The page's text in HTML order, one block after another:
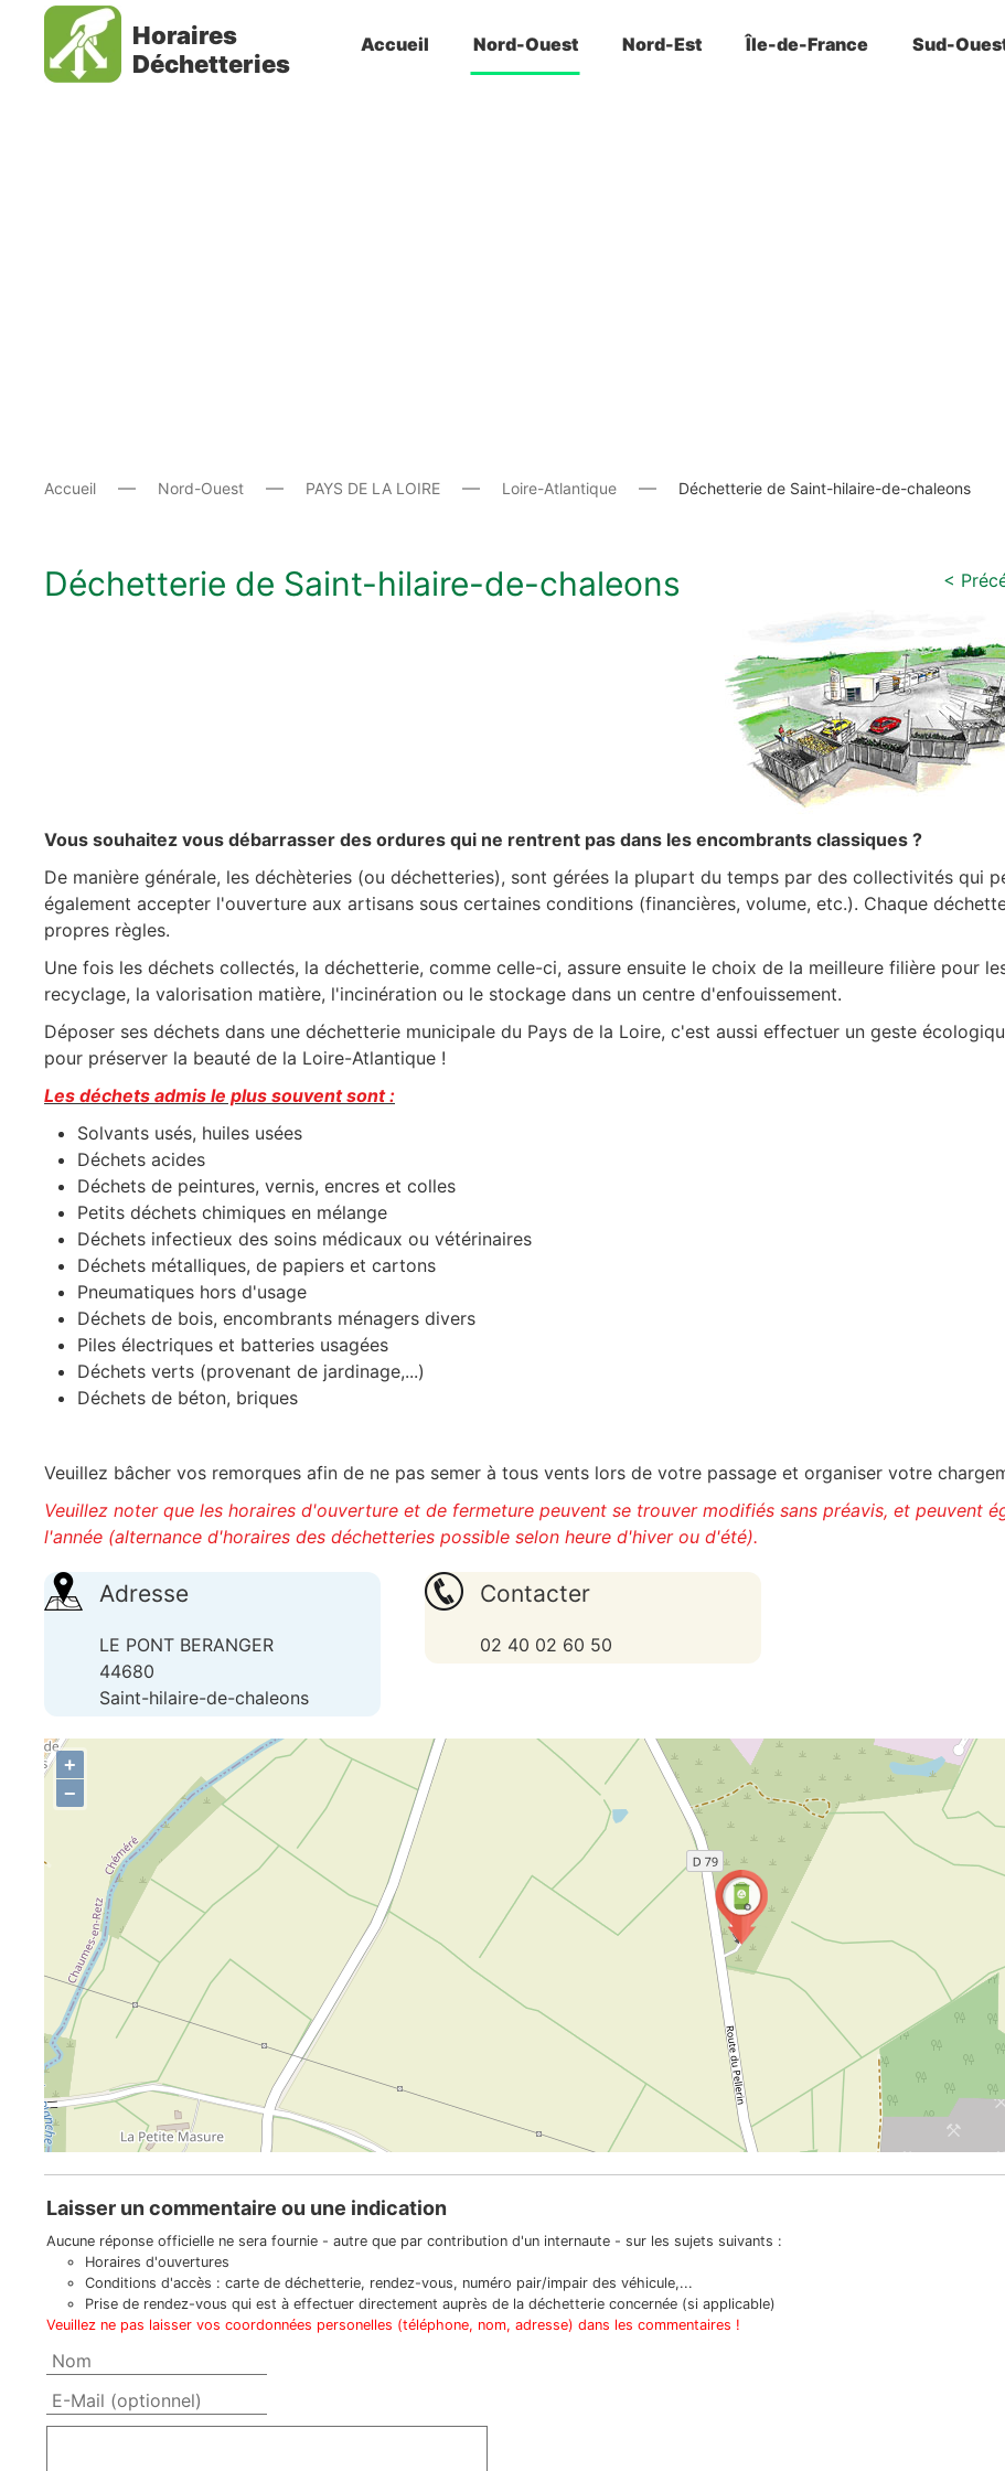
Horaires
Déchetteries
Accueil Nord-Ouest Nord-Est Île-de-France Sud-
Accueil Nord-Ouest PAYS DE LA LOIRE Loire-Atlantique Déchetterie de Saint-hilaire-de-chaleons
Déchetterie de Saint-hilaire-de-chaleons <
Vous souhaitez vous débarrasser des ordures qui ne rentrent pas dans les encombrants classiques ?
De manière générale, les déchèteries (ou déchetteries), sont gérées la plupart du temps par des collectivités qui
également accepter l'ouverture aux artisans sous certaines conditions (financières, volume, etc.). Chaque
propres règles.
Une fois les déchets collectés, la déchetterie, comme celle-ci, assure ensuite le choix de la meilleure filière pour
recyclage, la valorisation matière, l'incinération ou le stockage dans un centre d'enfouissement.
Déposer ses déchets dans une déchetterie municipale du Pays de la Loire, c'est aussi effectuer un geste
pour préserver la beauté de la Loire-Atlantique !
Les déchets admis le plus souvent sont :
Solvants usés, huiles usées
Déchets acides
Déchets de peintures, vernis, encres et colles
Petits déchets chimiques en mélange
Déchets infectieux des soins médicaux ou vétérinaires
Déchets métalliques, de papiers et cartons
Pneumatiques hors d'usage
Déchets de bois, encombrants ménagers divers
Piles électriques et batteries usagées
Déchets verts (provenant de jardinage,...)
Déchets de béton, briques
Veuillez bâcher vos remorques afin de ne pas semer à tous vents lors de votre passage et organiser votre
Veuillez noter que les horaires d'ouverture et de fermeture peuvent se trouver modifiés sans préavis, et peuvent
l'année (alternance d'horaires des déchetteries possible selon heure d'hiver ou d'été).
Adresse
LE PONT BERANGER
44680
Saint-hilaire-de-chaleons
Contacter
02 40 02 60 50
+
−
Laisser un commentaire ou une indication
Aucune réponse officielle ne sera fournie - autre que par contribution d'un internaute - sur les sujets suivants :
Horaires d'ouvertures
Conditions d'accès : carte de déchetterie, rendez-vous, numéro pair/impair des véhicule,...
Prise de rendez-vous qui est à effectuer directement auprès de la déchetterie concernée (si applicable)
Veuillez ne pas laisser vos coordonnées personelles (téléphone, nom, adresse) dans les commentaires !